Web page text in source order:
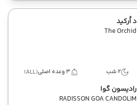
د اُرکید
The Orchid
2 شب 3 وعده اصلی (ALL)
رادیسون گوا
RADISSON GOA CANDOLIM